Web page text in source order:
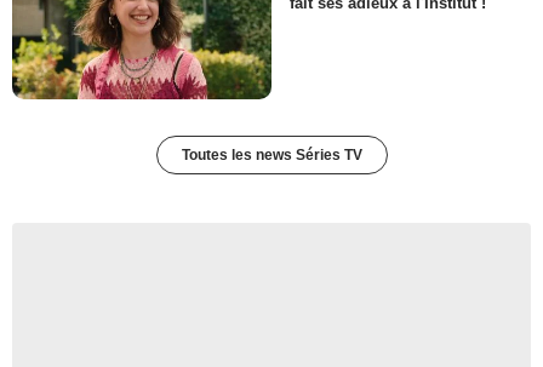
Toutes les news Séries TV